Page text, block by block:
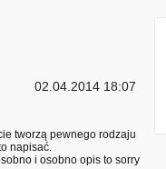
02.04.2014 18:07
tworzą pewnego rodzaju
napisać.
i osobno opis to sorry